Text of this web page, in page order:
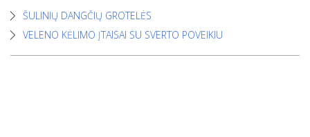
ŠULINIŲ DANGČIŲ GROTELĖS
VELENO KĖLIMO ĮTAISAI SU SVERTO POVEIKIU